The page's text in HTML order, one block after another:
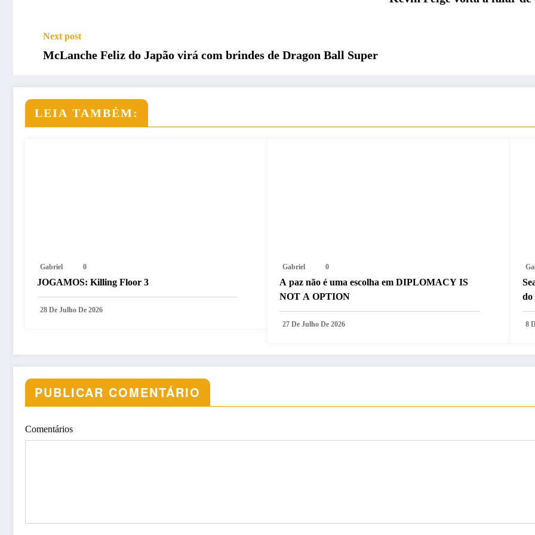
Next post
McLanche Feliz do Japão virá com brindes de Dragon Ball Super
LEIA TAMBÉM:
Gabriel 0
JOGAMOS: Killing Floor 3
28 De Julho De 2026
Gabriel 0
A paz não é uma escolha em DIPLOMACY IS
NOT A OPTION
27 De Julho De 2026
do
8
PUBLICAR COMENTÁRIO
Comentários